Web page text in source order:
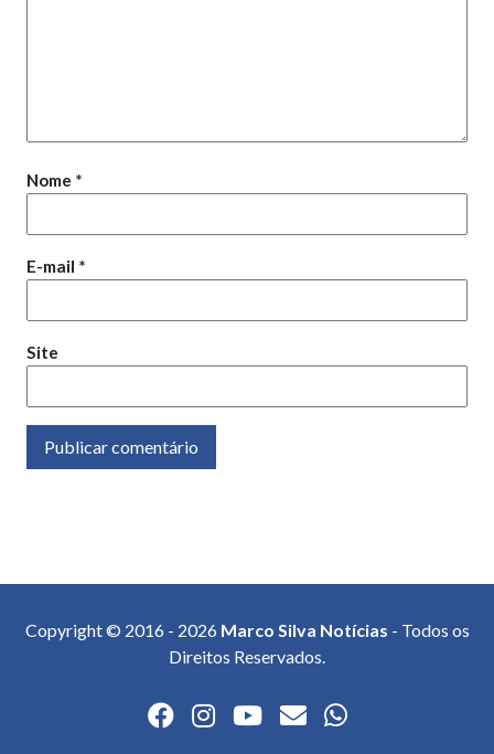
Nome *
E-mail *
Site
Copyright © 2016 - 2026 Marco Silva Notícias - Todos os
Direitos Reservados.